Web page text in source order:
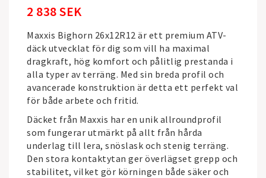
2 838 SEK
Maxxis Bighorn 26x12R12 är ett premium ATV-
däck utvecklat för dig som vill ha maximal
dragkraft, hög komfort och pålitlig prestanda i
alla typer av terräng. Med sin breda profil och
avancerade konstruktion är detta ett perfekt val
för både arbete och fritid.
Däcket från Maxxis har en unik allroundprofil
som fungerar utmärkt på allt från hårda
underlag till lera, snöslask och stenig terräng.
Den stora kontaktytan ger överlägset grepp och
stabilitet, vilket gör körningen både säker och